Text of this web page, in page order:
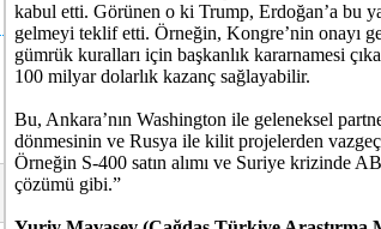
kabul etti. Görünen o ki Trump, Erdoğan’a bu
gelmeyi teklif etti. Örneğin, Kongre’nin onayı
gümrük kuralları için başkanlık kararnamesi
100 milyar dolarlık kazanç sağlayabilir.
Bu, Ankara’nın Washington ile geleneksel
dönmesinin ve Rusya ile kilit projelerden
Örneğin S-400 satın alımı ve Suriye krizinde
çözümü gibi.”